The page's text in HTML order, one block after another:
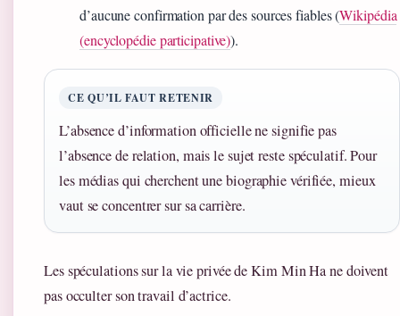
d’aucune confirmation par des sources fiables (Wikipédia
(encyclopédie participative)).
CE QU’IL FAUT RETENIR
L’absence d’information officielle ne signifie pas
l’absence de relation, mais le sujet reste spéculatif. Pour
les médias qui cherchent une biographie vérifiée, mieux
vaut se concentrer sur sa carrière.
Les spéculations sur la vie privée de Kim Min Ha ne doivent
pas occulter son travail d’actrice.